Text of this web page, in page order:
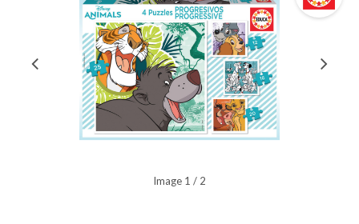
Image 1 / 2